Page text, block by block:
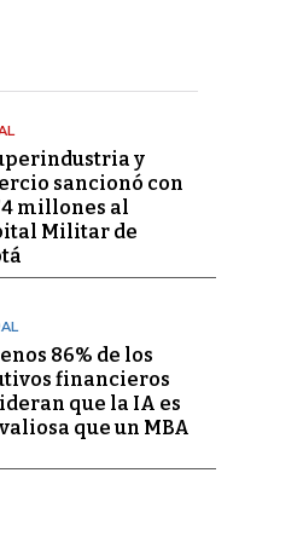
y
sancionó con
millones al
Militar de
86% de los
financieros
que la IA es
que un MBA